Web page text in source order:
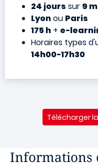
24 jours sur 9
Lyonou Paris
175 h + e-
Horaires types
14h00-17h30
Télécharger
Informations